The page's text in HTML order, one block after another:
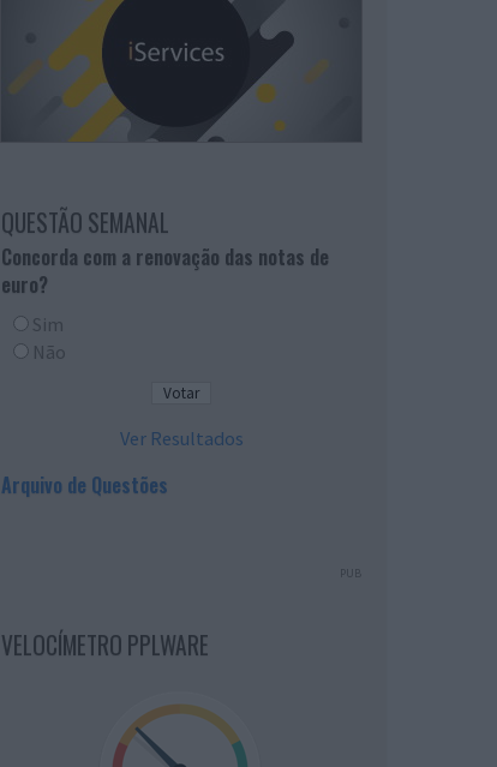
QUESTÃO SEMANAL
Concorda com a renovação das notas de
euro?
Sim
Não
Ver Resultados
Arquivo de Questões
PUB
VELOCÍMETRO PPLWARE